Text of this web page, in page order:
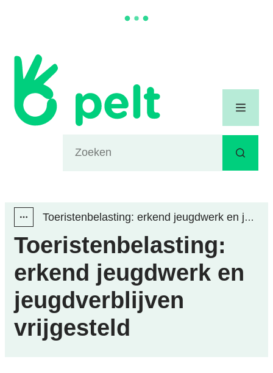
Gemeente Pelt
Zoeken
Menu
Toon alle broodkruimel items
Toeristenbelasting: erkend jeugdwerk en jeugdverblijven vrijgesteld
Toeristenbelasting:
erkend jeugdwerk en
jeugdverblijven
vrijgesteld